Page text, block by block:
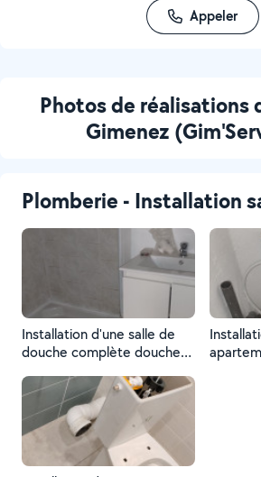
Appeler
Photos de réalisations
Gimenez
Plomberie - Installation
Installation d'une salle de
douche complète douche
est décoration refaite.